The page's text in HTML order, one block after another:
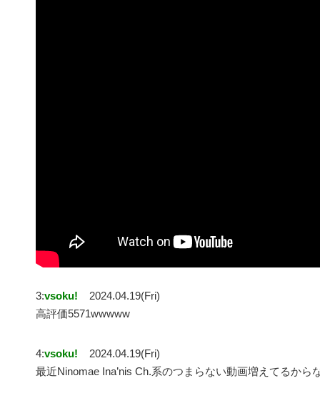
3:vsoku!
2024.04.19(Fri)
高評価5571wwwww
4:vsoku!
2024.04.19(Fri)
最近Ninomae Ina’nis Ch.系のつまらない動画増えてるから